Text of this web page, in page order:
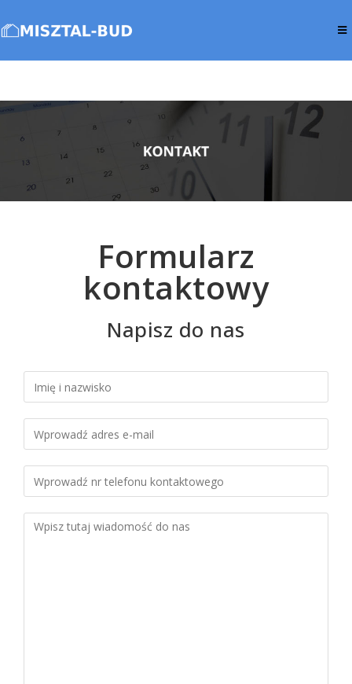
Formularz
kontaktowy
Napisz do nas